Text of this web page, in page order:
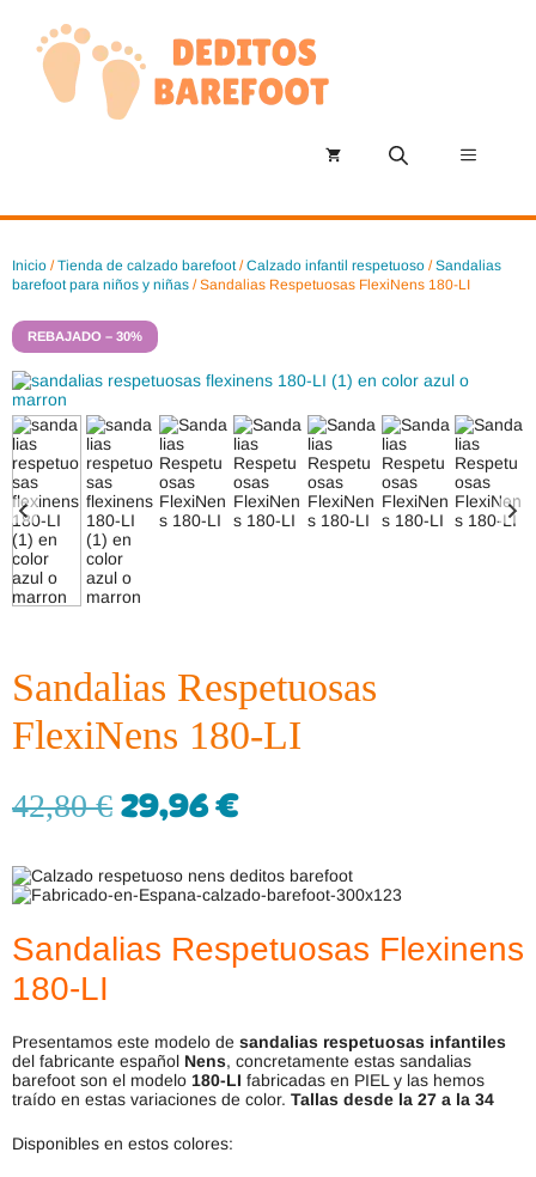
contenido
Menú
Inicio /Tienda de calzado barefoot/Calzado infantil respetuoso /Sandalias
barefoot para niños y niñas / Sandalias Respetuosas FlexiNens 180-LI
REBAJADO – 30%
Sandalias Respetuosas
FlexiNens 180-LI
42,80€ 29,96€
Sandalias Respetuosas Flexinens
180-LI
Presentamos este modelo de sandalias respetuosas infantiles
del fabricante español Nens, concretamente estas sandalias
barefoot son el modelo 180-LI fabricadas en PIEL y las hemos
traído en estas variaciones de color. Tallas desde la 27 a la 34
Disponibles en estos colores: